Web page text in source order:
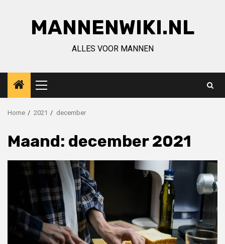
MANNENWIKI.NL
ALLES VOOR MANNEN
Primair
menu
Home 2021 december
Maand: december 2021